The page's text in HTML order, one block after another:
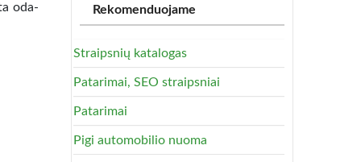
oda- Rekomenduojame
Straipsnių katalogas
Patarimai, SEO straipsniai
Patarimai
Pigi automobilio nuoma